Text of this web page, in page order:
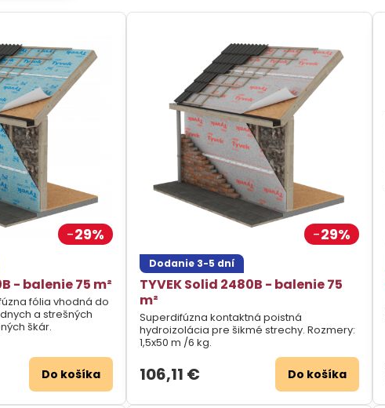
29%
- balenie 75 m²
do
a strešných
škár.
Do košíka
29%
Dodanie 3-5 dní
TYVEK Solid 2480B - balenie 75
m²
Superdifúzna kontaktná poistná
hydroizolácia pre šikmé strechy. Rozmery:
1,5x50 m /6 kg.
106,11 € Do košíka